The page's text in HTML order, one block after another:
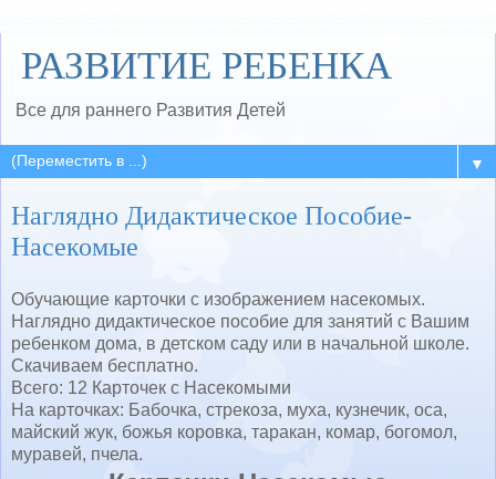
РАЗВИТИЕ РЕБЕНКА
Все для раннего Развития Детей
▼
Наглядно Дидактическое Пособие-
Насекомые
Обучающие карточки с изображением насекомых.
Наглядно дидактическое пособие для занятий с Вашим
ребенком дома, в детском саду или в начальной школе.
Скачиваем бесплатно.
Всего: 12 Карточек с Насекомыми
На карточках: Бабочка, стрекоза, муха, кузнечик, оса,
майский жук, божья коровка, таракан, комар, богомол,
муравей, пчела.